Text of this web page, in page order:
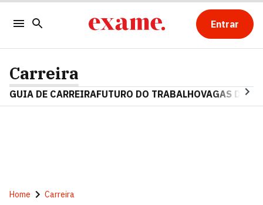
Entrar
Carreira
GUIA DE CARREIRAFUTURO DO TRABALHOVAGAS DE
Home Carreira